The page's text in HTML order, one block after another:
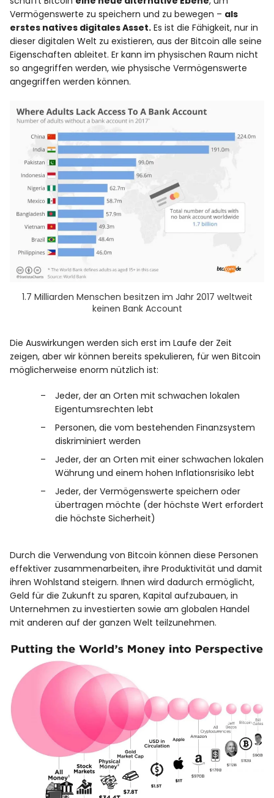
Vermögenswerte zu speichern und zu bewegen – als
erstes natives digitales Asset. Es ist die Fähigkeit, nur in
dieser digitalen Welt zu existieren, aus der Bitcoin alle seine
Eigenschaften ableitet. Er kann im physischen Raum nicht
so angegriffen werden, wie physische Vermögenswerte
angegriffen werden können.
1.7 Milliarden Menschen besitzen im Jahr 2017 weltweit
keinen Bank Account
Die Auswirkungen werden sich erst im Laufe der Zeit
zeigen, aber wir können bereits spekulieren, für wen Bitcoin
möglicherweise enorm nützlich ist:
Jeder, der an Orten mit schwachen lokalen
Eigentumsrechten lebt
Personen, die vom bestehenden Finanzsystem
diskriminiert werden
Jeder, der an Orten mit einer schwachen lokalen
Währung und einem hohen Inflationsrisiko lebt
Jeder, der Vermögenswerte speichern oder
übertragen möchte (der höchste Wert erfordert
die höchste Sicherheit)
Durch die Verwendung von Bitcoin können diese Personen
effektiver zusammenarbeiten, ihre Produktivität und damit
ihren Wohlstand steigern. Ihnen wird dadurch ermöglicht,
Geld für die Zukunft zu sparen, Kapital aufzubauen, in
Unternehmen zu investierten sowie am globalen Handel
mit anderen auf der ganzen Welt teilzunehmen.